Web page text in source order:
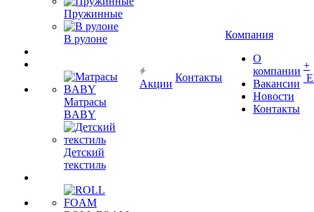
Пружинные
В рулоне
Матрасы
BABY
Детский
текстиль
Акции
Контакты
Компания
О
компании
Вакансии
Новости
Контакты
+